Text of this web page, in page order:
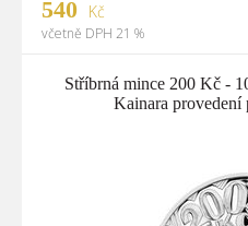
540 Kč
včetně DPH 21 %
Stříbrná mince 200 Kč -
Kainara